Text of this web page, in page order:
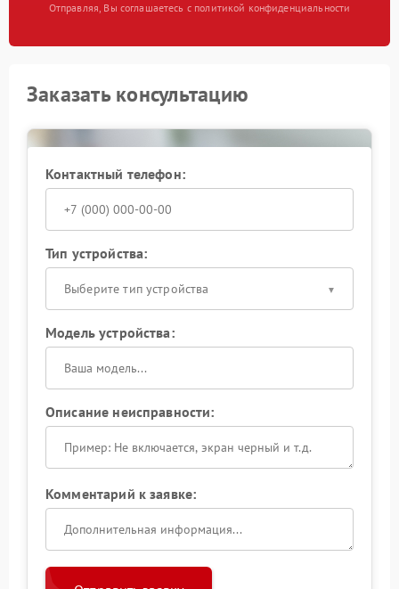
Отправляя, Вы соглашаетесь с политикой конфиденциальности
Заказать консультацию
Контактный телефон:
Тип устройства:
Выберите тип устройства
Модель устройства:
Описание неисправности:
Комментарий к заявке: